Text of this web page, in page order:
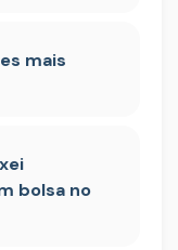
mais
bolsa no